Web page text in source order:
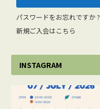
パスワードをお忘れですか ?
新規ご入会はこちら
INSTAGRAM